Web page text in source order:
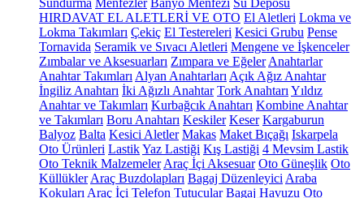
Sundurma Menfezler Banyo Menfezi Su Deposu
HIRDAVAT EL ALETLERİ VE OTO El Aletleri Lokma ve
Lokma Takımları Çekiç El Testereleri Kesici Grubu Pense
Tornavida Seramik ve Sıvacı Aletleri Mengene ve İşkenceler
Zımbalar ve Aksesuarları Zımpara ve Eğeler Anahtarlar
Anahtar Takımları Alyan Anahtarları Açık Ağız Anahtar
İngiliz Anahtarı İki Ağızlı Anahtar Tork Anahtarı Yıldız
Anahtar ve Takımları Kurbağcık Anahtarı Kombine Anahtar
ve Takımları Boru Anahtarı Keskiler Keser Kargaburun
Balyoz Balta Kesici Aletler Makas Maket Bıçağı Iskarpela
Oto Ürünleri LastikYaz Lastiği Kış Lastiği 4 Mevsim Lastik
Oto Teknik Malzemeler Araç İçi Aksesuar Oto Güneşlik Oto
Küllükler Araç Buzdolapları Bagaj Düzenleyici Araba
Kokuları Araç İçi Telefon Tutucular Bagaj Havuzu Oto